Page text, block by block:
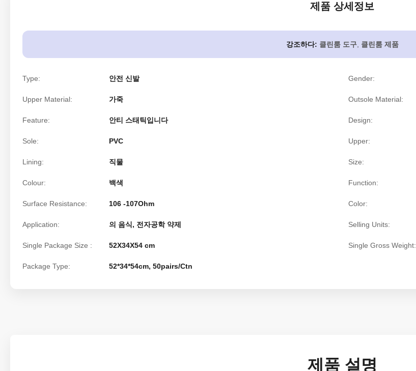
제품 상세정보
강조하다: 클린룸 도구, 클린룸 제품
Type: 안전 신발 Gender:
Upper Material: 가죽 Outsole Material:
Feature: 안티 스태틱입니다 Design:
Sole: PVC Upper:
Lining: 직물 Size:
Colour: 백색 Function:
Surface Resistance: 106 -107Ohm Color:
Application: 의 음식, 전자공학 약제 Selling Units:
Single Package Size : 52X34X54 cm Single Gross Weight:
Package Type: 52*34*54cm, 50pairs/Ctn
제품 설명